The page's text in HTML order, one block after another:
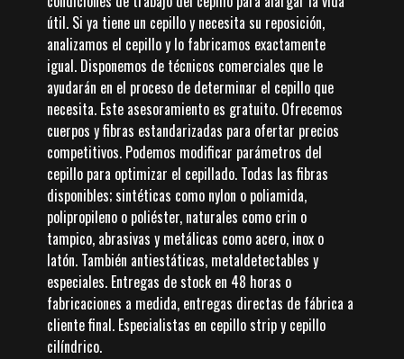
útil. Si ya tiene un cepillo y necesita su reposición,
analizamos el cepillo y lo fabricamos exactamente
igual. Disponemos de técnicos comerciales que le
ayudarán en el proceso de determinar el cepillo que
necesita. Este asesoramiento es gratuito. Ofrecemos
cuerpos y fibras estandarizadas para ofertar precios
competitivos. Podemos modificar parámetros del
cepillo para optimizar el cepillado. Todas las fibras
disponibles; sintéticas como nylon o poliamida,
polipropileno o poliéster, naturales como crin o
tampico, abrasivas y metálicas como acero, inox o
latón. También antiestáticas, metaldetectables y
especiales. Entregas de stock en 48 horas o
fabricaciones a medida, entregas directas de fábrica a
cliente final. Especialistas en cepillo strip y cepillo
cilíndrico.